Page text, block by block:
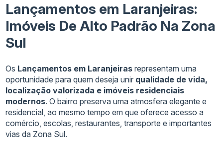
Lançamentos em Laranjeiras:
Imóveis De Alto Padrão Na Zona
Sul
Os Lançamentos em Laranjeiras representam uma
oportunidade para quem deseja unir qualidade de vida,
localização valorizada e imóveis residenciais
modernos. O bairro preserva uma atmosfera elegante e
residencial, ao mesmo tempo em que oferece acesso a
comércio, escolas, restaurantes, transporte e importantes
vias da Zona Sul.